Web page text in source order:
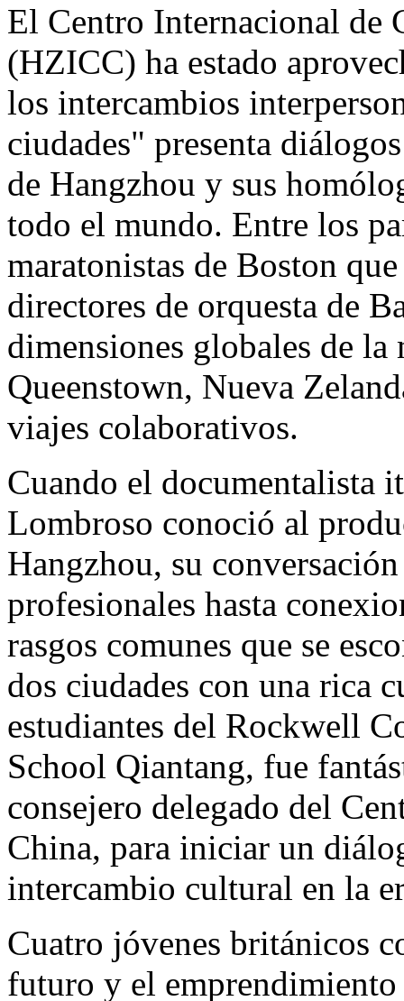
El Centro Internacional de
(HZICC) ha estado
los intercambios
ciudades" presenta
de Hangzhou y sus
todo el mundo. Entre los
maratonistas de Boston
directores de orquesta de
dimensiones globales de
Queenstown, Nueva
viajes colaborativos.
Cuando el documentalista
Lombroso conoció al
Hangzhou, su
profesionales hasta
rasgos comunes que se
dos ciudades con una rica
estudiantes del Rockwell
School Qiantang, fue
consejero delegado del
China, para iniciar un
intercambio cultural en la
Cuatro jóvenes británicos
futuro y el emprendimiento